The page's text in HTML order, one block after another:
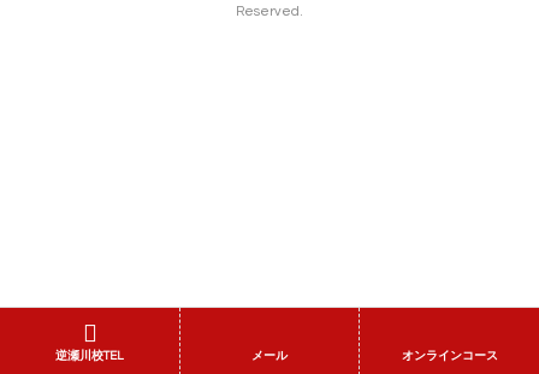
Reserved.
逆瀬川校TEL メール オンラインコース